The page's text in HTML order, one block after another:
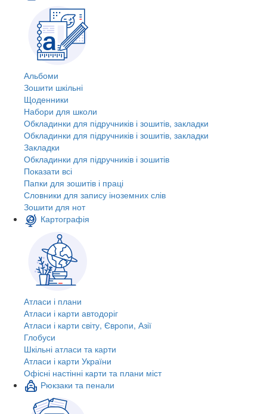
Альбоми
Зошити шкільні
Щоденники
Набори для школи
Обкладинки для підручників і зошитів, закладки
Обкладинки для підручників і зошитів, закладки
Закладки
Обкладинки для підручників і зошитів
Показати всі
Папки для зошитів і праці
Словники для запису іноземних слів
Зошити для нот
Картографія
Атласи і плани
Атласи і карти автодоріг
Атласи і карти світу, Європи, Азії
Глобуси
Шкільні атласи та карти
Атласи і карти України
Офісні настінні карти та плани міст
Рюкзаки та пенали